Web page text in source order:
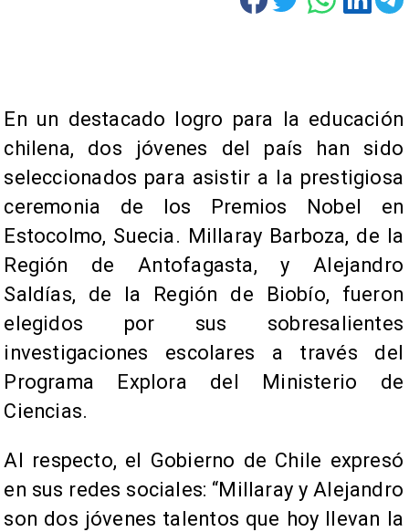
En un destacado logro para la educación
chilena, dos jóvenes del país han sido
seleccionados para asistir a la prestigiosa
ceremonia de los Premios Nobel en
Estocolmo, Suecia. Millaray Barboza, de la
Región de Antofagasta, y Alejandro
Saldías, de la Región de Biobío, fueron
elegidos por sus sobresalientes
investigaciones escolares a través del
Programa Explora del Ministerio de
Ciencias.
Al respecto, el Gobierno de Chile expresó
en sus redes sociales: “Millaray y Alejandro
son dos jóvenes talentos que hoy llevan la